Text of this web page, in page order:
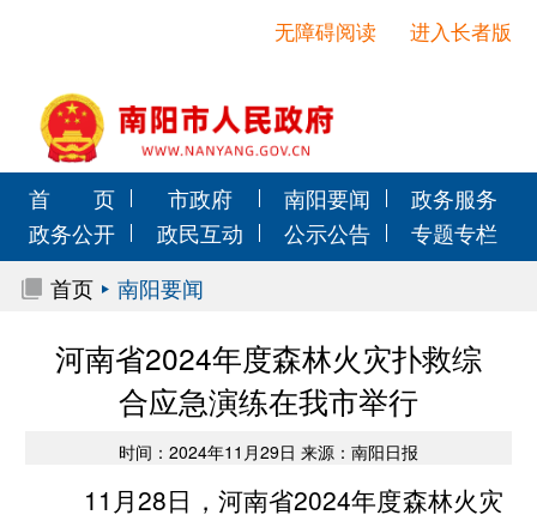
进入长者版
无障碍阅读
首 页 市政府 南阳要闻
政务服务
政务公开
政民互动 公示公告
专题专栏
首页
南阳要闻
河南省2024年度森林火灾扑救综
合应急演练在我市举行
时间：2024年11月29日 来源：南阳日报
11月28日，河南省2024年度森林火灾